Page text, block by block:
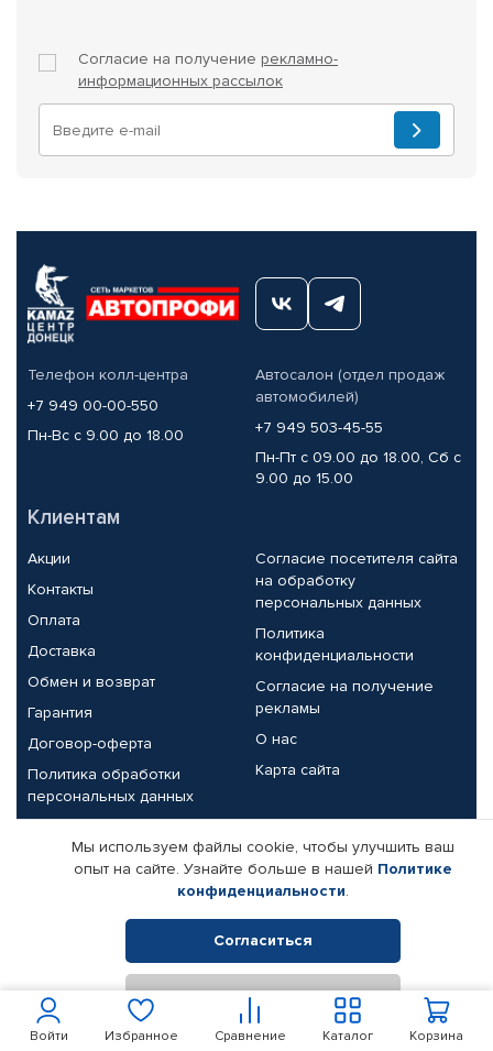
Войти Избранное Сравнение Корзина
Каталог
Согласие на получение рекламно-
информационных рассылок
Телефон колл-центра
+7 949 00-00-550
Пн-Вс с 9.00 до 18.00
Автосалон (отдел продаж
автомобилей)
+7 949 503-45-55
Пн-Пт с 09.00 до 18.00, Сб с
9.00 до 15.00
Клиентам
Акции
Контакты
Оплата
Доставка
Обмен и возврат
Гарантия
Договор-оферта
Политика обработки
персональных данных
Согласие посетителя сайта
на обработку
персональных данных
Политика
конфиденциальности
Согласие на получение
рекламы
О нас
Карта сайта
Партнерам
Корпоративным клиентам
Поставщикам
Реквизиты компании
© КАМАЗ ЦЕНТР ДОНЕЦК, 2015-2026. Все права защищены.
Интернет-магазин автомобильных товаров Автопрофи.
Мы используем файлы cookie, чтобы улучшить ваш
опыт на сайте. Узнайте больше в нашей Политике
конфиденциальности.
Согласиться
Отклонить